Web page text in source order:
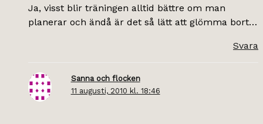
Ja, visst blir träningen alltid bättre om man
planerar och ändå är det så lätt att glömma bort…
Svara
Sanna och flocken
11 augusti, 2010 kl. 18:46